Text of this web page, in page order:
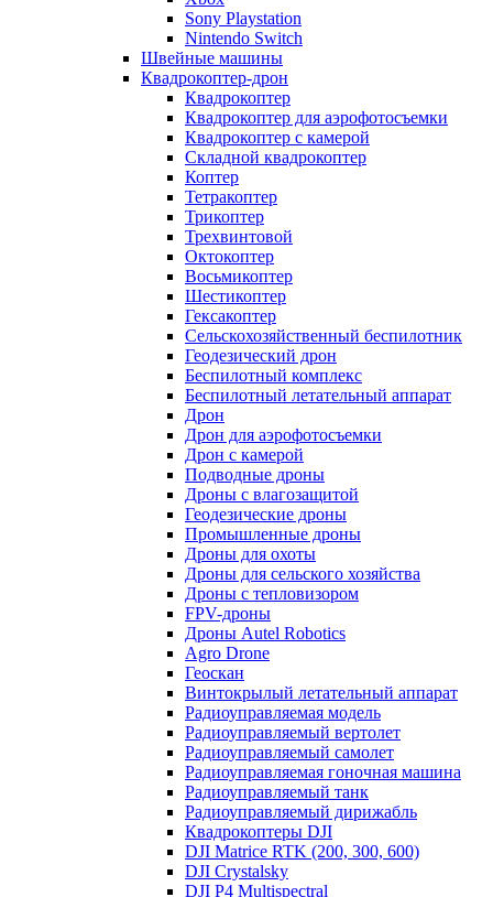
Sony Playstation
Nintendo Switch
Швейные машины
Квадрокоптер-дрон
Квадрокоптер
Квадрокоптер для аэрофотосъемки
Квадрокоптер с камерой
Складной квадрокоптер
Коптер
Тетракоптер
Трикоптер
Трехвинтовой
Октокоптер
Восьмикоптер
Шестикоптер
Гексакоптер
Сельскохозяйственный беспилотник
Геодезический дрон
Беспилотный комплекс
Беспилотный летательный аппарат
Дрон
Дрон для аэрофотосъемки
Дрон с камерой
Подводные дроны
Дроны с влагозащитой
Геодезические дроны
Промышленные дроны
Дроны для охоты
Дроны для сельского хозяйства
Дроны с тепловизором
FPV-дроны
Дроны Autel Robotics
Agro Drone
Геоскан
Винтокрылый летательный аппарат
Радиоуправляемая модель
Радиоуправляемый вертолет
Радиоуправляемый самолет
Радиоуправляемая гоночная машина
Радиоуправляемый танк
Радиоуправляемый дирижабль
Квадрокоптеры DJI
DJI Matrice RTK (200, 300, 600)
DJI Crystalsky
DJI P4 Multispectral